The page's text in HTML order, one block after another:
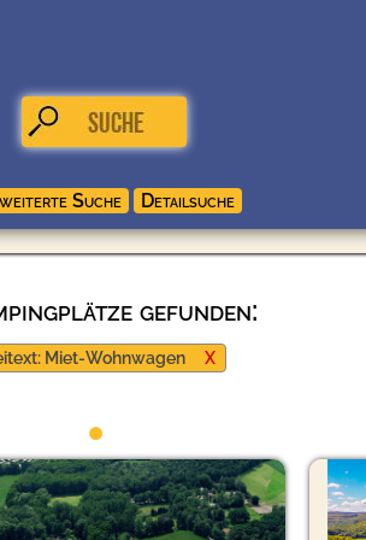
gefunden:
Miet-Wohnwagen X